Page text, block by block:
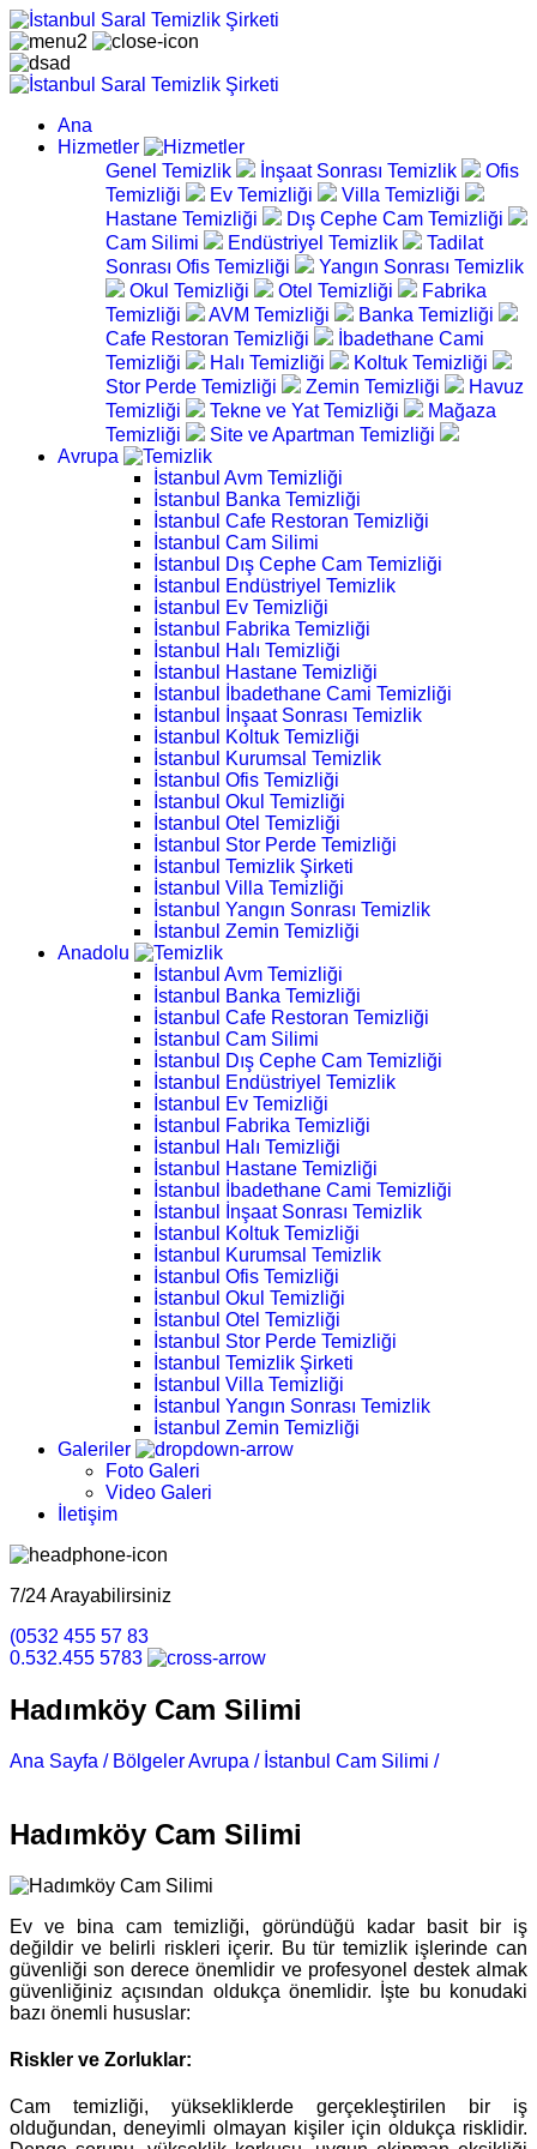
Ana
Hizmetler
Genel Temizlik
İnşaat Sonrası Temizlik
Ofis
Temizliği
Ev Temizliği
Villa Temizliği
Hastane Temizliği
Dış Cephe Cam Temizliği
Cam Silimi
Endüstriyel Temizlik
Tadilat
Sonrası Ofis Temizliği
Yangın Sonrası Temizlik
Okul Temizliği
Otel Temizliği
Fabrika
Temizliği
AVM Temizliği
Banka Temizliği
Cafe Restoran Temizliği
İbadethane Cami
Temizliği
Halı Temizliği
Koltuk Temizliği
Stor Perde Temizliği
Zemin Temizliği
Havuz
Temizliği
Tekne ve Yat Temizliği
Mağaza
Temizliği
Site ve Apartman Temizliği
Avrupa
İstanbul Avm Temizliği
İstanbul Banka Temizliği
İstanbul Cafe Restoran Temizliği
İstanbul Cam Silimi
İstanbul Dış Cephe Cam Temizliği
İstanbul Endüstriyel Temizlik
İstanbul Ev Temizliği
İstanbul Fabrika Temizliği
İstanbul Halı Temizliği
İstanbul Hastane Temizliği
İstanbul İbadethane Cami Temizliği
İstanbul İnşaat Sonrası Temizlik
İstanbul Koltuk Temizliği
İstanbul Kurumsal Temizlik
İstanbul Ofis Temizliği
İstanbul Okul Temizliği
İstanbul Otel Temizliği
İstanbul Stor Perde Temizliği
İstanbul Temizlik Şirketi
İstanbul Villa Temizliği
İstanbul Yangın Sonrası Temizlik
İstanbul Zemin Temizliği
Anadolu
İstanbul Avm Temizliği
İstanbul Banka Temizliği
İstanbul Cafe Restoran Temizliği
İstanbul Cam Silimi
İstanbul Dış Cephe Cam Temizliği
İstanbul Endüstriyel Temizlik
İstanbul Ev Temizliği
İstanbul Fabrika Temizliği
İstanbul Halı Temizliği
İstanbul Hastane Temizliği
İstanbul İbadethane Cami Temizliği
İstanbul İnşaat Sonrası Temizlik
İstanbul Koltuk Temizliği
İstanbul Kurumsal Temizlik
İstanbul Ofis Temizliği
İstanbul Okul Temizliği
İstanbul Otel Temizliği
İstanbul Stor Perde Temizliği
İstanbul Temizlik Şirketi
İstanbul Villa Temizliği
İstanbul Yangın Sonrası Temizlik
İstanbul Zemin Temizliği
Galeriler
Foto Galeri
Video Galeri
İletişim
7/24 Arayabilirsiniz
(0532 455 57 83
0.532.455 5783
Hadımköy Cam Silimi
Ana Sayfa / Bölgeler Avrupa / İstanbul Cam Silimi /
Hadımköy Cam Silimi
Ev ve bina cam temizliği, göründüğü kadar basit bir iş
değildir ve belirli riskleri içerir. Bu tür temizlik işlerinde can
güvenliği son derece önemlidir ve profesyonel destek almak
güvenliğiniz açısından oldukça önemlidir. İşte bu konudaki
bazı önemli hususlar:
Riskler ve Zorluklar:
Cam temizliği, yüksekliklerde gerçekleştirilen bir iş
olduğundan, deneyimli olmayan kişiler için oldukça risklidir.